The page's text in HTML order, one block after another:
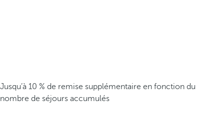
Jusqu’à 10 % de remise supplémentaire en fonction du
nombre de séjours accumulés